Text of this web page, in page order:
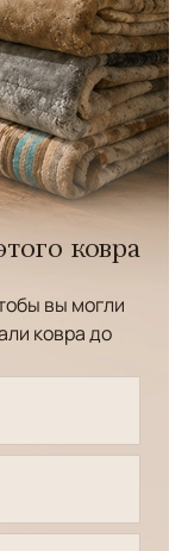
ковра
вы могли
ковра до